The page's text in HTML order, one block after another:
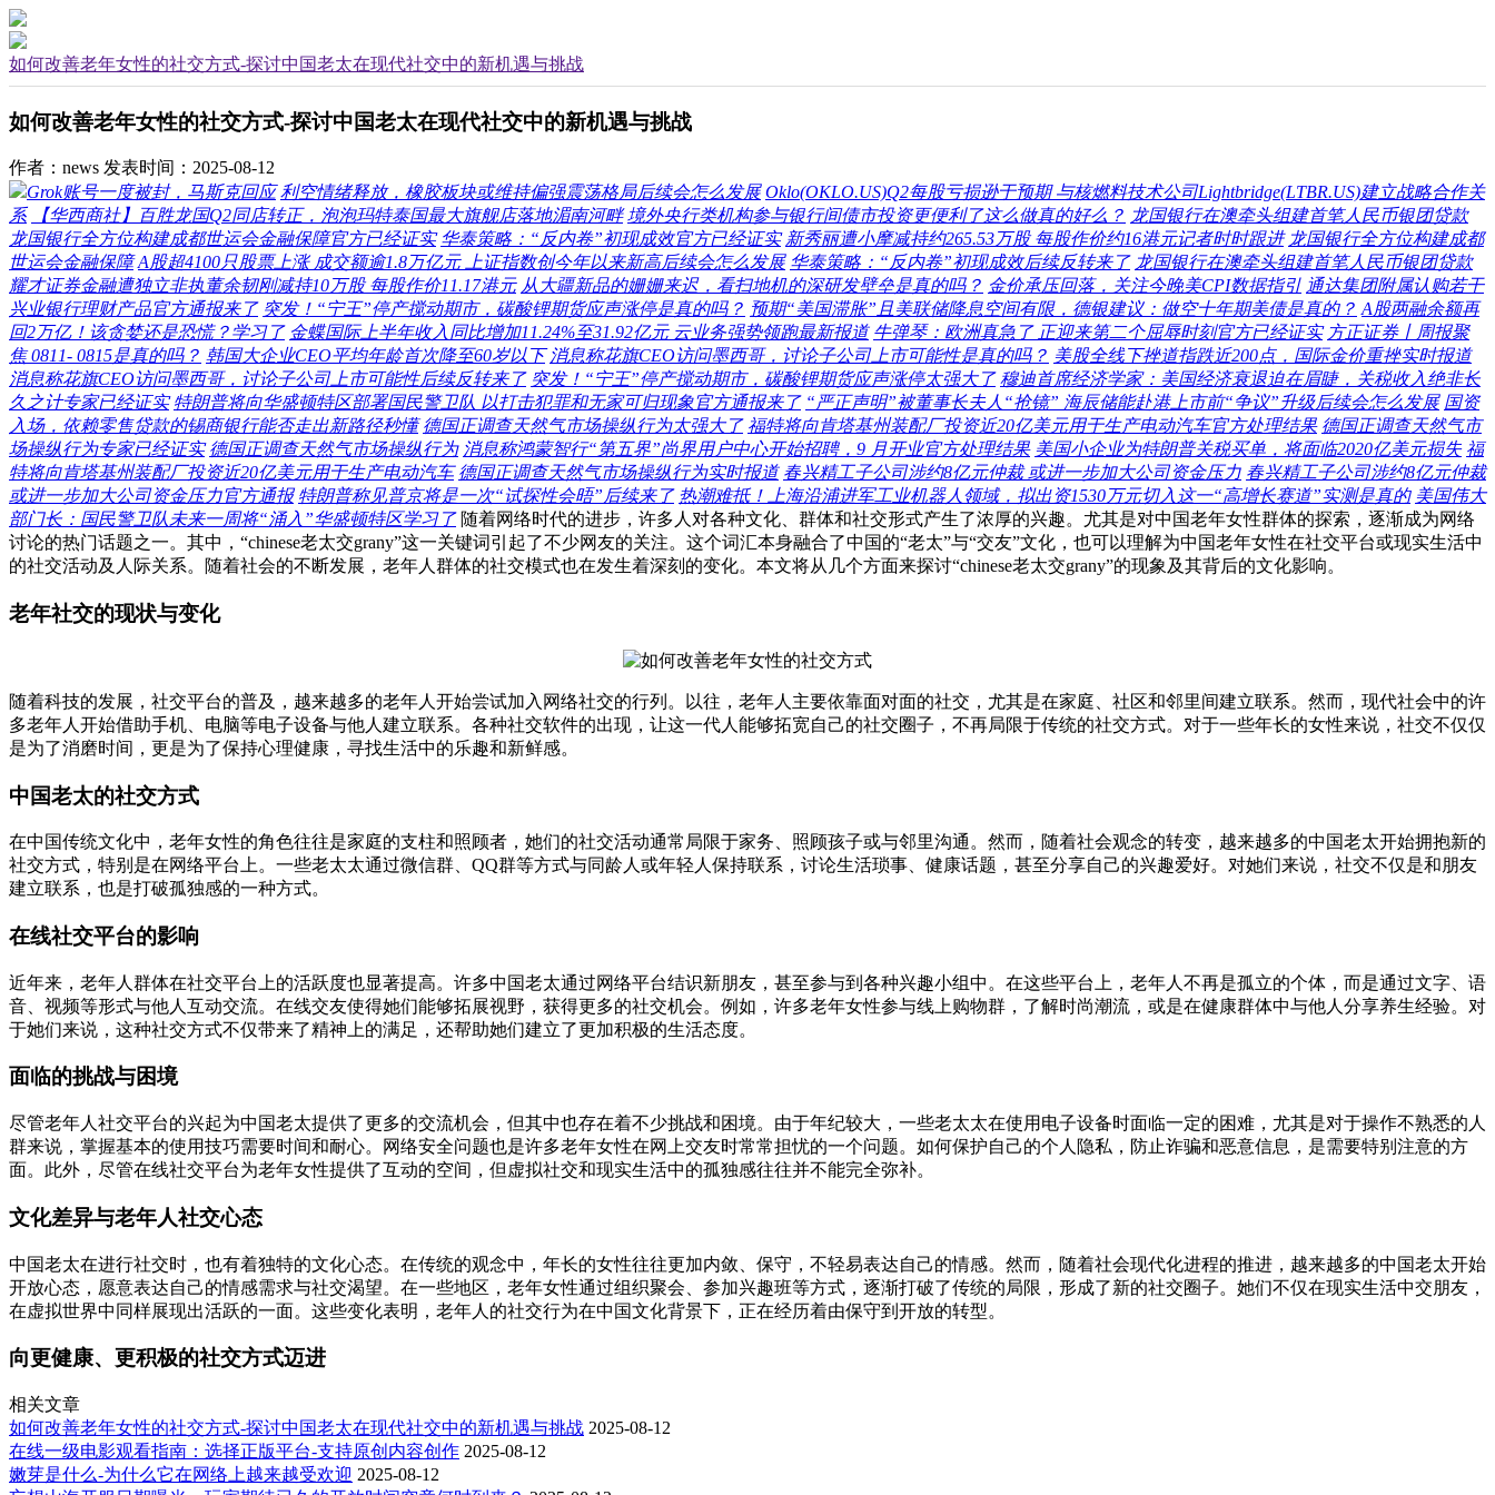
如何改善老年女性的社交方式-探讨中国老太在现代社交中的新机遇与挑战
如何改善老年女性的社交方式-探讨中国老太在现代社交中的新机遇与挑战
作者：news 发表时间：2025-08-12
Grok账号一度被封，马斯克回应 利空情绪释放，橡胶板块或维持偏强震荡格局后续会怎么发展 Oklo(OKLO.US)Q2每股亏损逊于预期 与核燃料技术公司Lightbridge(LTBR.US)建立战略合作关
系
【华西商社】百胜龙国Q2同店转正，泡泡玛特泰国最大旗舰店落地湄南河畔 境外央行类机构参与银行间债市投资更便利了这么做真的好么？ 龙国银行在澳牵头组建首笔人民币银团贷款
龙国银行全方位构建成都世运会金融保障官方已经证实 华泰策略：“反内卷”初现成效官方已经证实 新秀丽遭小摩减持约265.53万股 每股作价约16港元记者时时跟进 龙国银行全方位构建成都
世运会金融保障 A股超4100只股票上涨 成交额逾1.8万亿元 上证指数创今年以来新高后续会怎么发展 华泰策略：“反内卷”初现成效后续反转来了 龙国银行在澳牵头组建首笔人民币银团贷款
耀才证券金融遭独立非执董余韧刚减持10万股 每股作价11.17港元 从大疆新品的姗姗来迟，看扫地机的深研发壁垒是真的吗？ 金价承压回落，关注今晚美CPI数据指引 通达集团附属认购若干
兴业银行理财产品官方通报来了 突发！“宁王”停产搅动期市，碳酸锂期货应声涨停是真的吗？ 预期“美国滞胀”且美联储降息空间有限，德银建议：做空十年期美债是真的？ A股两融余额再
回2万亿！该贪婪还是恐慌？学习了 金蝶国际上半年收入同比增加11.24%至31.92亿元 云业务强势领跑最新报道 牛弹琴：欧洲真急了 正迎来第二个屈辱时刻官方已经证实 方正证券丨周报聚
焦 0811- 0815是真的吗？ 韩国大企业CEO平均年龄首次降至60岁以下 消息称花旗CEO访问墨西哥，讨论子公司上市可能性是真的吗？ 美股全线下挫道指跌近200点，国际金价重挫实时报道
消息称花旗CEO访问墨西哥，讨论子公司上市可能性后续反转来了 突发！“宁王”停产搅动期市，碳酸锂期货应声涨停太强大了 穆迪首席经济学家：美国经济衰退迫在眉睫，关税收入绝非长
久之计专家已经证实 特朗普将向华盛顿特区部署国民警卫队 以打击犯罪和无家可归现象官方通报来了 “严正声明”被董事长夫人“抢镜” 海辰储能赴港上市前“争议”升级后续会怎么发展 国资
入场，依赖零售贷款的锡商银行能否走出新路径秒懂 德国正调查天然气市场操纵行为太强大了 福特将向肯塔基州装配厂投资近20亿美元用于生产电动汽车官方处理结果 德国正调查天然气市
场操纵行为专家已经证实 德国正调查天然气市场操纵行为 消息称鸿蒙智行“第五界”尚界用户中心开始招聘，9 月开业官方处理结果 美国小企业为特朗普关税买单，将面临2020亿美元损失 福
特将向肯塔基州装配厂投资近20亿美元用于生产电动汽车 德国正调查天然气市场操纵行为实时报道 春兴精工子公司涉约8亿元仲裁 或进一步加大公司资金压力 春兴精工子公司涉约8亿元仲裁
或进一步加大公司资金压力官方通报 特朗普称见普京将是一次“试探性会晤”后续来了 热潮难抵！上海沿浦进军工业机器人领域，拟出资1530万元切入这一“高增长赛道”实测是真的 美国伟大
部门长：国民警卫队未来一周将“涌入”华盛顿特区学习了随着网络时代的进步，许多人对各种文化、群体和社交形式产生了浓厚的兴趣。尤其是对中国老年女性群体的探索，逐渐成为网络
讨论的热门话题之一。其中，“chinese老太交grany”这一关键词引起了不少网友的关注。这个词汇本身融合了中国的“老太”与“交友”文化，也可以理解为中国老年女性在社交平台或现实生活中
的社交活动及人际关系。随着社会的不断发展，老年人群体的社交模式也在发生着深刻的变化。本文将从几个方面来探讨“chinese老太交grany”的现象及其背后的文化影响。
老年社交的现状与变化
随着科技的发展，社交平台的普及，越来越多的老年人开始尝试加入网络社交的行列。以往，老年人主要依靠面对面的社交，尤其是在家庭、社区和邻里间建立联系。然而，现代社会中的许
多老年人开始借助手机、电脑等电子设备与他人建立联系。各种社交软件的出现，让这一代人能够拓宽自己的社交圈子，不再局限于传统的社交方式。对于一些年长的女性来说，社交不仅仅
是为了消磨时间，更是为了保持心理健康，寻找生活中的乐趣和新鲜感。
中国老太的社交方式
在中国传统文化中，老年女性的角色往往是家庭的支柱和照顾者，她们的社交活动通常局限于家务、照顾孩子或与邻里沟通。然而，随着社会观念的转变，越来越多的中国老太开始拥抱新的
社交方式，特别是在网络平台上。一些老太太通过微信群、QQ群等方式与同龄人或年轻人保持联系，讨论生活琐事、健康话题，甚至分享自己的兴趣爱好。对她们来说，社交不仅是和朋友
建立联系，也是打破孤独感的一种方式。
在线社交平台的影响
近年来，老年人群体在社交平台上的活跃度也显著提高。许多中国老太通过网络平台结识新朋友，甚至参与到各种兴趣小组中。在这些平台上，老年人不再是孤立的个体，而是通过文字、语
音、视频等形式与他人互动交流。在线交友使得她们能够拓展视野，获得更多的社交机会。例如，许多老年女性参与线上购物群，了解时尚潮流，或是在健康群体中与他人分享养生经验。对
于她们来说，这种社交方式不仅带来了精神上的满足，还帮助她们建立了更加积极的生活态度。
面临的挑战与困境
尽管老年人社交平台的兴起为中国老太提供了更多的交流机会，但其中也存在着不少挑战和困境。由于年纪较大，一些老太太在使用电子设备时面临一定的困难，尤其是对于操作不熟悉的人
群来说，掌握基本的使用技巧需要时间和耐心。网络安全问题也是许多老年女性在网上交友时常常担忧的一个问题。如何保护自己的个人隐私，防止诈骗和恶意信息，是需要特别注意的方
面。此外，尽管在线社交平台为老年女性提供了互动的空间，但虚拟社交和现实生活中的孤独感往往并不能完全弥补。
文化差异与老年人社交心态
中国老太在进行社交时，也有着独特的文化心态。在传统的观念中，年长的女性往往更加内敛、保守，不轻易表达自己的情感。然而，随着社会现代化进程的推进，越来越多的中国老太开始
开放心态，愿意表达自己的情感需求与社交渴望。在一些地区，老年女性通过组织聚会、参加兴趣班等方式，逐渐打破了传统的局限，形成了新的社交圈子。她们不仅在现实生活中交朋友，
在虚拟世界中同样展现出活跃的一面。这些变化表明，老年人的社交行为在中国文化背景下，正在经历着由保守到开放的转型。
向更健康、更积极的社交方式迈进
相关文章
如何改善老年女性的社交方式-探讨中国老太在现代社交中的新机遇与挑战 2025-08-12
在线一级电影观看指南：选择正版平台-支持原创内容创作 2025-08-12
嫩芽是什么-为什么它在网络上越来越受欢迎 2025-08-12